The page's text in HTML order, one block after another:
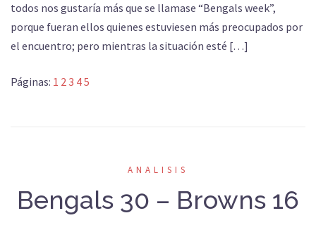
todos nos gustaría más que se llamase “Bengals week”,
porque fueran ellos quienes estuviesen más preocupados por
el encuentro; pero mientras la situación esté […]
Páginas: 1 23 45
ANALISIS
Bengals 30 – Browns 16